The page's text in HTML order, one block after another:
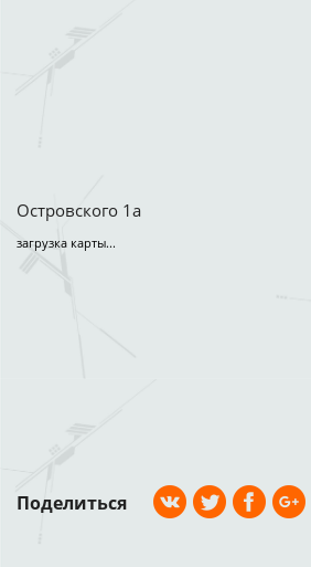
Островского 1а
загрузка карты...
Поделиться